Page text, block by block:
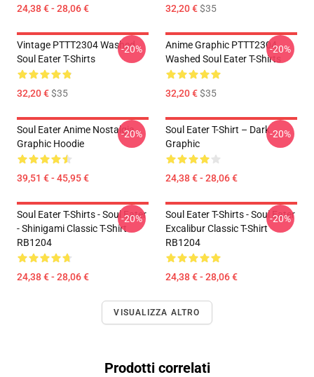
24,38 € - 28,06 € 32,20 €$35
Vintage PTTT2304 Washed
Soul Eater T-Shirts
32,20 €$35
-20%
Anime Graphic PTTT2304
Washed Soul Eater T-Shirts
32,20 €$35
-20%
Soul Eater Anime Nostalgia
Graphic Hoodie
39,51 € - 45,95 €
-20%
Soul Eater T-Shirt – Dark
Graphic
24,38 € - 28,06 €
-20%
Soul Eater T-Shirts - Soul Eater
- Shinigami Classic T-Shirt
RB1204
24,38 € - 28,06 €
-20%
Soul Eater T-Shirts - Soul Eater
Excalibur Classic T-Shirt
RB1204
24,38 € - 28,06 €
-20%
VISUALIZZA ALTRO
Prodotti correlati